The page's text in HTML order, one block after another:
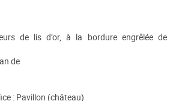
de lis d’or, à la bordure engrêlée de
de
: Pavillon (château)